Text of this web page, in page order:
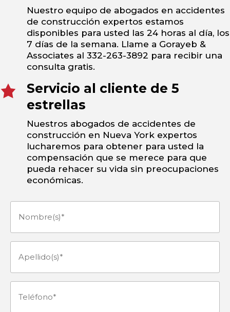
Nuestro equipo de abogados en accidentes
de construcción expertos estamos
disponibles para usted las 24 horas al día, los
7 días de la semana. Llame a Gorayeb &
Associates al 332-263-3892 para recibir una
consulta gratis.
Servicio al cliente de 5
estrellas
Nuestros abogados de accidentes de
construcción en Nueva York expertos
lucharemos para obtener para usted la
compensación que se merece para que
pueda rehacer su vida sin preocupaciones
económicas.
Nombre(s)
Apellido(s)
Teléfono (Obligatorio)